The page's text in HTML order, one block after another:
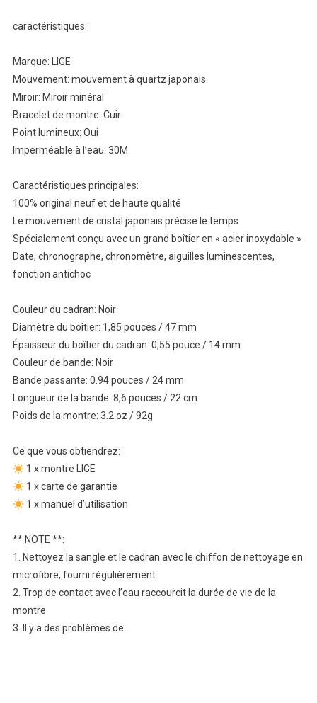
caractéristiques:
Marque: LIGE
Mouvement: mouvement à quartz japonais
Miroir: Miroir minéral
Bracelet de montre: Cuir
Point lumineux: Oui
Imperméable à l’eau: 30M
Caractéristiques principales:
100% original neuf et de haute qualité
Le mouvement de cristal japonais précise le temps
Spécialement conçu avec un grand boîtier en « acier inoxydable »
Date, chronographe, chronomètre, aiguilles luminescentes,
fonction antichoc
Couleur du cadran: Noir
Diamètre du boîtier: 1,85 pouces / 47 mm
Épaisseur du boîtier du cadran: 0,55 pouce / 14 mm
Couleur de bande: Noir
Bande passante: 0.94 pouces / 24 mm
Longueur de la bande: 8,6 pouces / 22 cm
Poids de la montre: 3.2 oz / 92g
Ce que vous obtiendrez:
1 x montre LIGE
1 x carte de garantie
1 x manuel d’utilisation
** NOTE **:
1. Nettoyez la sangle et le cadran avec le chiffon de nettoyage en
microfibre, fourni régulièrement
2. Trop de contact avec l’eau raccourcit la durée de vie de la
montre
3. Il y a des problèmes de…